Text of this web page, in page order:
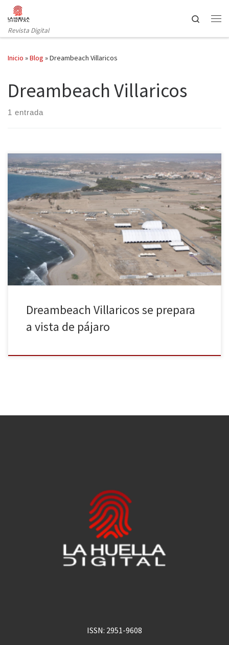
Saltar al contenido
Revista Digital
Search
Inicio »Blog »Dreambeach Villaricos
Dreambeach Villaricos
1 entrada
El festival de música electrónica da comienzo este jueves 11 y se
celebra hasta el domingo 14 de agosto en la playa andaluza de
Villaricos. En su cartel, los más importantes artistas y Djs
internacionales como 50 Cent, Deadmau5, Laurent Garnier, Richie
Hawtin, Luciano, Die Antwoord, Dimitri Vegas. Esta semana […]
Dreambeach Villaricos se prepara
a vista de pájaro
ISSN: 2951-9608